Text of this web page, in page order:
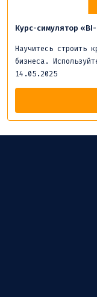
Курс-симулятор
Научитесь строить
бизнеса.
14.05.2025